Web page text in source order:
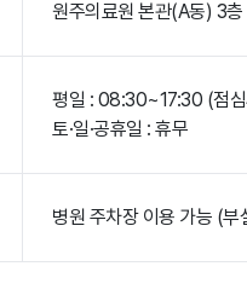
원주의료원 본관(A동) 3
평일 : 08:30~17:30 (점
토·일·공휴일 : 휴무
병원 주차장 이용 가능 (